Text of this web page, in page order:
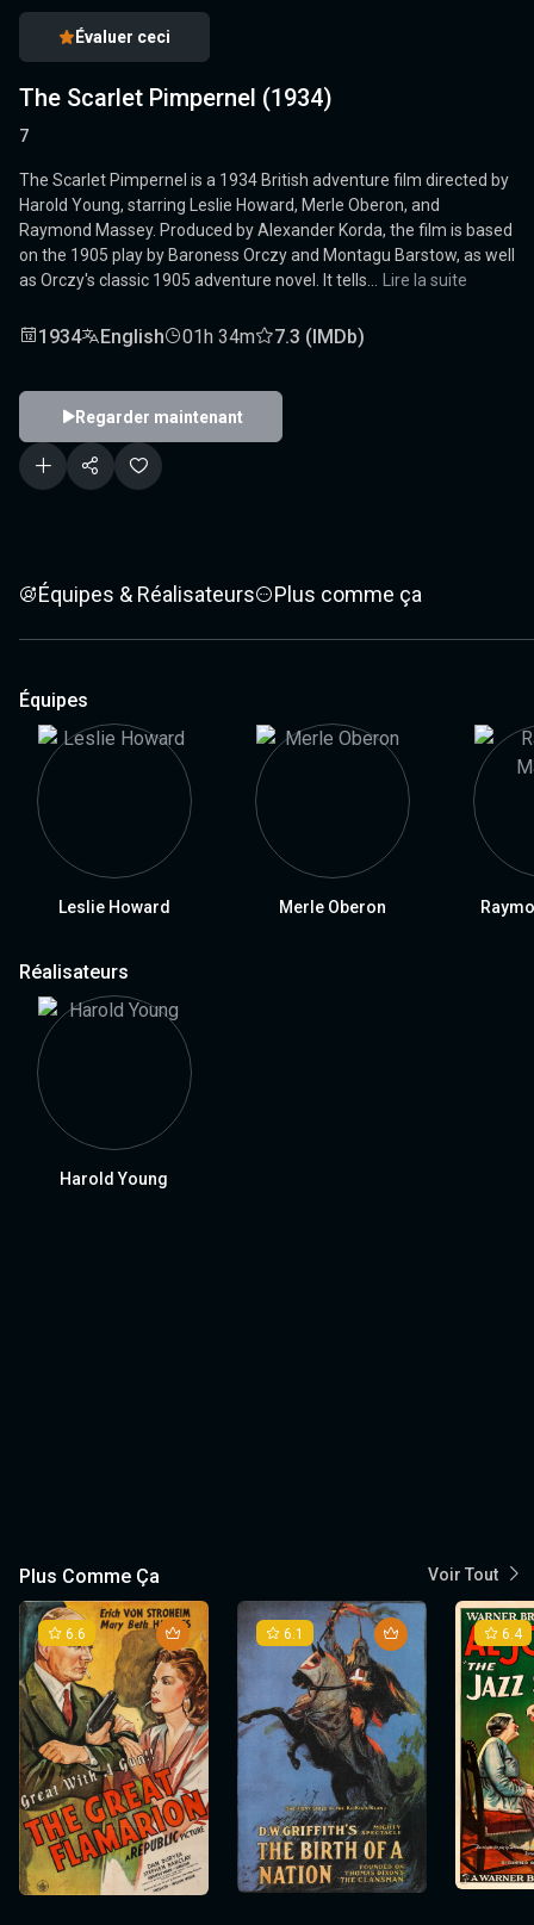
Évaluer ceci
The Scarlet Pimpernel (1934)
7
The Scarlet Pimpernel is a 1934 British adventure film directed by
Harold Young, starring Leslie Howard, Merle Oberon, and
Raymond Massey. Produced by Alexander Korda, the film is based
on the 1905 play by Baroness Orczy and Montagu Barstow, as well
as Orczy's classic 1905 adventure novel. It tells... Lire la suite
1934 English 01h 34m 7.3 (IMDb)
Regarder maintenant
Équipes & Réalisateurs Plus comme ça
Équipes
Leslie Howard Merle Oberon
Réalisateurs
Harold Young
Plus Comme Ça Voir Tout
6.6 6.1 6.4